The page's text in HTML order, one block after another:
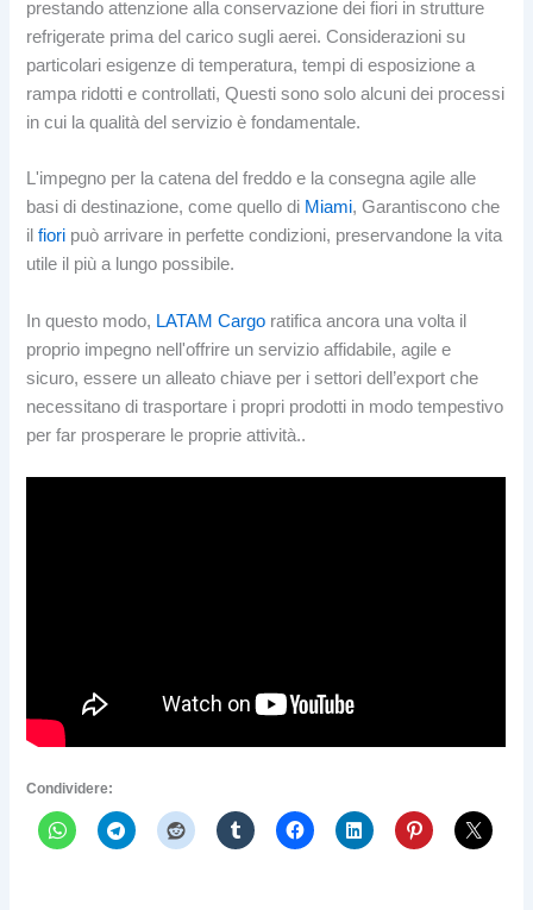
prestando attenzione alla conservazione dei fiori in strutture
refrigerate prima del carico sugli aerei. Considerazioni su
particolari esigenze di temperatura, tempi di esposizione a
rampa ridotti e controllati, Questi sono solo alcuni dei processi
in cui la qualità del servizio è fondamentale.
L'impegno per la catena del freddo e la consegna agile alle
basi di destinazione, come quello di Miami, Garantiscono che
ilfiori può arrivare in perfette condizioni, preservandone la vita
utile il più a lungo possibile.
In questo modo, LATAM Cargo ratifica ancora una volta il
proprio impegno nell'offrire un servizio affidabile, agile e
sicuro, essere un alleato chiave per i settori dell’export che
necessitano di trasportare i propri prodotti in modo tempestivo
per far prosperare le proprie attività..
Condividere: